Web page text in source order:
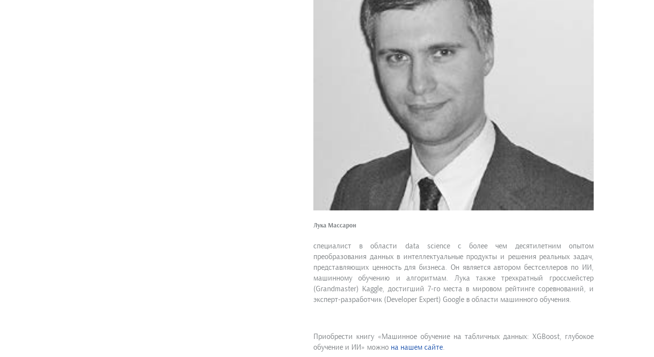
Лука Массарон
специалист в области data science с более чем десятилетним опытом
преобразования данных в интеллектуальные продукты и решения реальных задач,
представляющих ценность для бизнеса. Он является автором бестселлеров по ИИ,
машинному обучению и алгоритмам. Лука также трехкратный гроссмейстер
(Grandmaster) Kaggle, достигший 7-го места в мировом рейтинге соревнований, и
эксперт-разработчик (Developer Expert) Google в области машинного обучения.
Приобрести книгу «Машинное обучение на табличных данных: XGBoost, глубокое
обучение и ИИ» можно на нашем сайте.